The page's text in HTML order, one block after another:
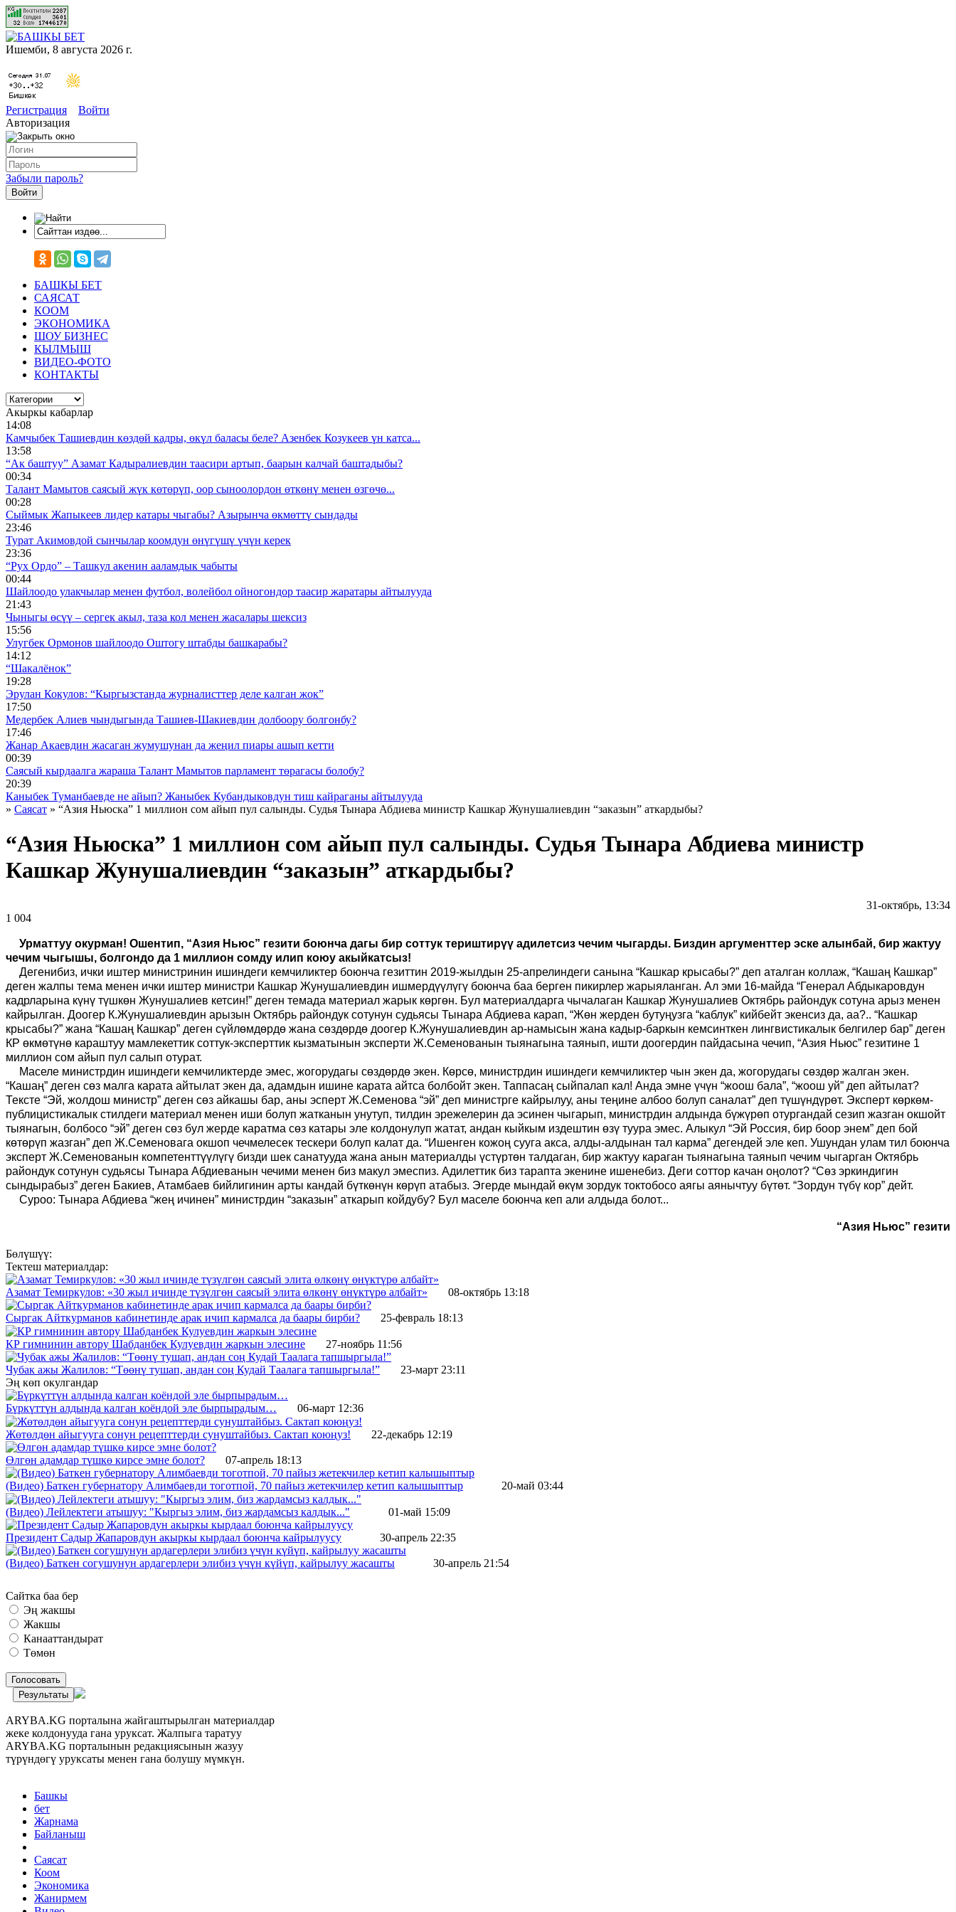
Ишемби, 8 августа 2026 г.
Регистрация
Войти
Авторизация
Забыли пароль?
БАШКЫ БЕТ
САЯСАТ
КООМ
ЭКОНОМИКА
ШОУ БИЗНЕС
КЫЛМЫШ
ВИДЕО-ФОТО
КОНТАКТЫ
Акыркы кабарлар
14:08
Камчыбек Ташиевдин көздөй кадры, өкүл баласы беле? Азенбек Козукеев үн катса...
13:58
“Ак баштуу” Азамат Кадыралиевдин таасири артып, баарын калчай баштадыбы?
00:34
Талант Мамытов саясый жүк көтөрүп, оор сыноолордон өткөнү менен өзгөчө...
00:28
Сыймык Жапыкеев лидер катары чыгабы? Азырынча өкмөттү сындады
23:46
Турат Акимовдой сынчылар коомдун өнүгүшү үчүн керек
23:36
“Рух Ордо” – Ташкул акенин ааламдык чабыты
00:44
Шайлоодо улакчылар менен футбол, волейбол ойногондор таасир жаратары айтылууда
21:43
Чыныгы өсүү – сергек акыл, таза кол менен жасалары шексиз
15:56
Улугбек Ормонов шайлоодо Оштогу штабды башкарабы?
14:12
“Шакалёнок”
19:28
Эрулан Кокулов: “Кыргызстанда журналисттер деле калган жок”
17:50
Медербек Алиев чындыгында Ташиев-Шакиевдин долбоору болгонбу?
17:46
Жанар Акаевдин жасаган жумушунан да жеңил пиары ашып кетти
00:39
Саясый кырдаалга жараша Талант Мамытов парламент төрагасы болобу?
20:39
Каныбек Туманбаевде не айып? Жаныбек Кубандыковдун тиш кайраганы айтылууда
» Саясат » “Азия Ньюска” 1 миллион сом айып пул салынды. Судья Тынара Абдиева министр Кашкар Жунушалиевдин “заказын” аткардыбы?
“Азия Ньюска” 1 миллион сом айып пул салынды. Судья Тынара Абдиева министр
Кашкар Жунушалиевдин “заказын” аткардыбы?
31-октябрь, 13:34
1 004 ᠌ ᠌ ᠌ ᠌᠌ ᠌ ᠌᠌
Урматтуу окурман! Ошентип, “Азия Ньюс” гезити боюнча дагы бир соттук териштирүү адилетсиз чечим чыгарды. Биздин аргументтер эске алынбай, бир жактуу
чечим чыгышы, болгондо да 1 миллион сомду илип коюу акыйкатсыз!
Дегенибиз, ички иштер министринин ишиндеги кемчиликтер боюнча гезиттин 2019-жылдын 25-апрелиндеги санына “Кашкар крысабы?” деп аталган коллаж, “Кашаң Кашкар”
деген жалпы тема менен ички иштер министри Кашкар Жунушалиевдин ишмердүүлүгү боюнча баа берген пикирлер жарыяланган. Ал эми 16-майда “Генерал Абдыкаровдун
кадрларына күнү түшкөн Жунушалиев кетсин!” деген темада материал жарык көргөн. Бул материалдарга чычалаган Кашкар Жунушалиев Октябрь райондук сотуна арыз менен
кайрылган. Доогер К.Жунушалиевдин арызын Октябрь райондук сотунун судьясы Тынара Абдиева карап, “Жөн жерден бутуңузга “каблук” кийбейт экенсиз да, аа?.. “Кашкар
крысабы?” жана “Кашаң Кашкар” деген сүйлөмдөрдө жана сөздөрдө доогер К.Жунушалиевдин ар-намысын жана кадыр-баркын кемсинткен лингвистикалык белгилер бар” деген
КР өкмөтүнө караштуу мамлекеттик соттук-эксперттик кызматынын эксперти Ж.Семенованын тыянагына таянып, ишти доогердин пайдасына чечип, “Азия Ньюс” гезитине 1
миллион сом айып пул салып отурат.
Маселе министрдин ишиндеги кемчиликтерде эмес, жогорудагы сөздөрдө экен. Көрсө, министрдин ишиндеги кемчиликтер чын экен да, жогорудагы сөздөр жалган экен.
“Кашаң” деген сөз малга карата айтылат экен да, адамдын ишине карата айтса болбойт экен. Таппасаң сыйпалап кал! Анда эмне үчүн “жоош бала”, “жоош уй” деп айтылат?
Тексте “Эй, жолдош министр” деген сөз айкашы бар, аны эсперт Ж.Семенова “эй” деп министрге кайрылуу, аны теңине албоо болуп саналат” деп түшүндүрөт. Эксперт көркөм-
публицистикалык стилдеги материал менен иши болуп жатканын унутуп, тилдин эрежелерин да эсинен чыгарып, министрдин алдында бүжүрөп отургандай сезип жазган окшойт
тыянагын, болбосо “эй” деген сөз бул жерде каратма сөз катары эле колдонулуп жатат, андан кыйкым издештин өзү туура эмес. Алыкул “Эй Россия, бир боор энем” деп бой
көтөрүп жазган” деп Ж.Семеновага окшоп чечмелесек тескери болуп калат да. “Ишенген кожоң сууга акса, алды-алдынан тал карма” дегендей эле кеп. Ушундан улам тил боюнча
эксперт Ж.Семенованын компетенттүүлүгү бизди шек санатууда жана анын материалды үстүртөн талдаган, бир жактуу караган тыянагына таянып чечим чыгарган Октябрь
райондук сотунун судьясы Тынара Абдиеванын чечими менен биз макул эмеспиз. Адилеттик биз тарапта экенине ишенебиз. Деги соттор качан оңолот? “Сөз эркиндигин
сындырабыз” деген Бакиев, Атамбаев бийлигинин арты кандай бүткөнүн көрүп атабыз. Эгерде мындай өкүм зордук токтобосо аягы аянычтуу бүтөт. “Зордун түбү кор” дейт.
Суроо: Тынара Абдиева “жең ичинен” министрдин “заказын” аткарып койдубу? Бул маселе боюнча кеп али алдыда болот...
“Азия Ньюс” гезити
Бөлүшүү:
Тектеш материалдар:
Азамат Темиркулов: «30 жыл ичинде түзүлгөн саясый элита өлкөнү өнүктүрө албайт» 08-октябрь 13:18
Сыргак Айткурманов кабинетинде арак ичип кармалса да баары бирби? 25-февраль 18:13
КР гимнинин автору Шабданбек Кулуевдин жаркын элесине 27-ноябрь 11:56
Чубак ажы Жалилов: “Төөнү тушап, андан соң Кудай Таалага тапшыргыла!”
23-март 23:11
Эң көп окулгандар
Бүркүттүн алдында калган коёндой эле бырпырадым… 06-март 12:36
Жөтөлдөн айыгууга сонун рецепттерди сунуштайбыз. Сактап коюңуз! 22-декабрь 12:19
Өлгөн адамдар түшкө кирсе эмне болот? 07-апрель 18:13
(Видео) Баткен губернатору Алимбаевди тоготпой, 70 пайыз жетекчилер кетип калышыптыр 20-май 03:44
(Видео) Лейлектеги атышуу: "Кыргыз элим, биз жардамсыз калдык..." 01-май 15:09
Президент Садыр Жапаровдун акыркы кырдаал боюнча кайрылуусу 30-апрель 22:35
(Видео) Баткен согушунун ардагерлери элибиз үчүн күйүп, кайрылуу жасашты 30-апрель 21:54
Сайтка баа бер
Эң жакшы
Жакшы
Канааттандырат
Төмөн
Голосовать
Результаты
ARYBA.KG порталына жайгаштырылган материалдар
жеке колдонууда гана уруксат. Жалпыга таратуу
ARYBA.KG порталынын редакциясынын жазуу
түрүндөгү уруксаты менен гана болушу мүмкүн.
Башкы
бет
Жарнама
Байланыш
Саясат
Коом
Экономика
Жанирмем